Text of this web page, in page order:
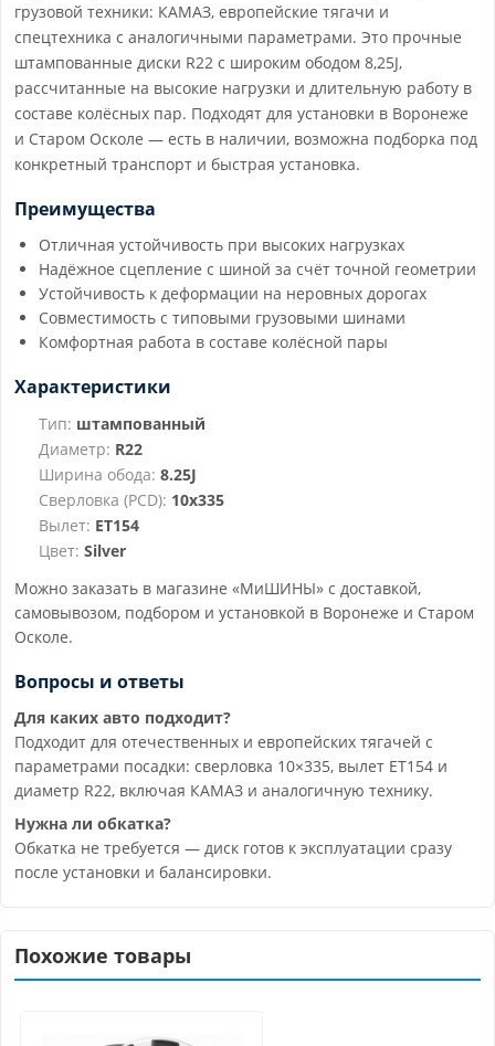
грузовой техники: КАМАЗ, европейские тягачи и
спецтехника с аналогичными параметрами. Это прочные
штампованные диски R22 с широким ободом 8,25J,
рассчитанные на высокие нагрузки и длительную работу в
составе колёсных пар. Подходят для установки в Воронеже
и Старом Осколе — есть в наличии, возможна подборка под
конкретный транспорт и быстрая установка.
Преимущества
Отличная устойчивость при высоких нагрузках
Надёжное сцепление с шиной за счёт точной геометрии
Устойчивость к деформации на неровных дорогах
Совместимость с типовыми грузовыми шинами
Комфортная работа в составе колёсной пары
Характеристики
Тип: штампованный
Диаметр: R22
Ширина обода: 8.25J
Сверловка (PCD): 10x335
Вылет: ET154
Цвет: Silver
Можно заказать в магазине «МиШИНЫ» с доставкой,
самовывозом, подбором и установкой в Воронеже и Старом
Осколе.
Вопросы и ответы
Для каких авто подходит?
Подходит для отечественных и европейских тягачей с
параметрами посадки: сверловка 10×335, вылет ET154 и
диаметр R22, включая КАМАЗ и аналогичную технику.
Нужна ли обкатка?
Обкатка не требуется — диск готов к эксплуатации сразу
после установки и балансировки.
Похожие товары